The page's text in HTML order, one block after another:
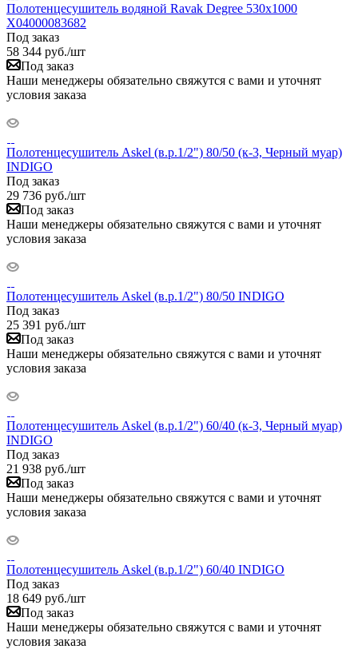
Полотенцесушитель водяной Ravak Degree 530x1000
X04000083682
Под заказ
58 344 руб./шт
Под заказ
Наши менеджеры обязательно свяжутся с вами и уточнят
условия заказа
Полотенцесушитель Askel (в.р.1/2") 80/50 (к-3, Черный муар)
INDIGO
Под заказ
29 736 руб./шт
Под заказ
Наши менеджеры обязательно свяжутся с вами и уточнят
условия заказа
Полотенцесушитель Askel (в.р.1/2") 80/50 INDIGO
Под заказ
25 391 руб./шт
Под заказ
Наши менеджеры обязательно свяжутся с вами и уточнят
условия заказа
Полотенцесушитель Askel (в.р.1/2") 60/40 (к-3, Черный муар)
INDIGO
Под заказ
21 938 руб./шт
Под заказ
Наши менеджеры обязательно свяжутся с вами и уточнят
условия заказа
Полотенцесушитель Askel (в.р.1/2") 60/40 INDIGO
Под заказ
18 649 руб./шт
Под заказ
Наши менеджеры обязательно свяжутся с вами и уточнят
условия заказа